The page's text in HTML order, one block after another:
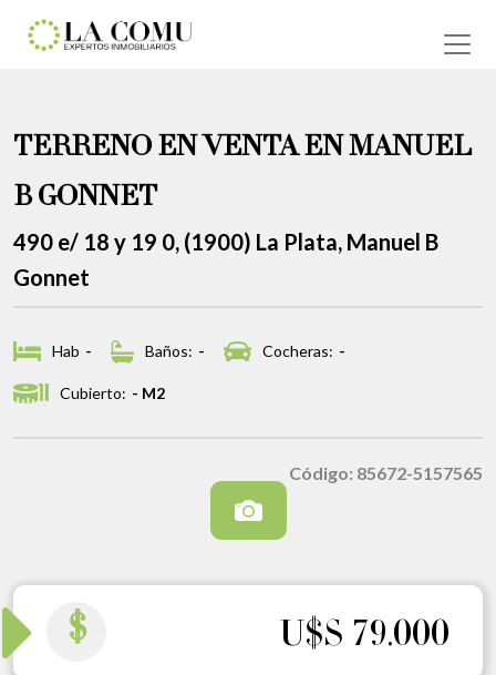
TERRENO EN VENTA EN MANUEL
B GONNET
490 e/ 18 y 19 0, (1900) La Plata, Manuel B
Gonnet
Hab - Baños: - Cocheras: -
Cubierto: - M2
Código: 85672-5157565
$ U$S 79.000